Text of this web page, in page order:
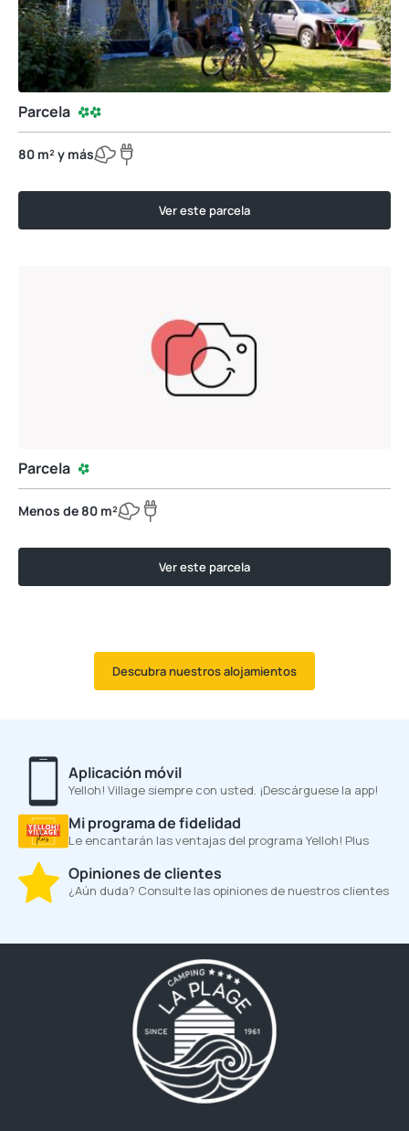
Parcela
80 m² y más
Ver este parcela
Parcela
Menos de 80 m²
Ver este parcela
Descubra nuestros alojamientos
Aplicación móvil
Yelloh! Village siempre con usted. ¡Descárguese la app!
Mi programa de fidelidad
Le encantarán las ventajas del programa Yelloh! Plus
Opiniones de clientes
¿Aún duda? Consulte las opiniones de nuestros clientes